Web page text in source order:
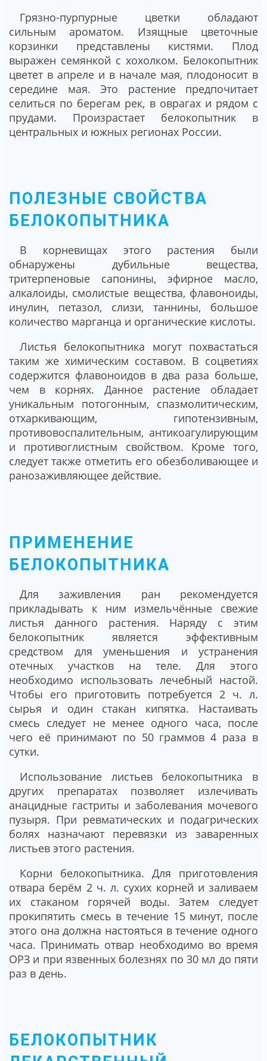
Грязно-пурпурные цветки обладают
сильным ароматом. Изящные цветочные
корзинки представлены кистями. Плод
выражен семянкой с хохолком. Белокопытник
цветет в апреле и в начале мая, плодоносит в
середине мая. Это растение предпочитает
селиться по берегам рек, в оврагах и рядом с
прудами. Произрастает белокопытник в
центральных и южных регионах России.
ПОЛЕЗНЫЕ СВОЙСТВА
БЕЛОКОПЫТНИКА
В корневищах этого растения были
обнаружены дубильные вещества,
тритерпеновые сапонины, эфирное масло,
алкалоиды, смолистые вещества, флавоноиды,
инулин, петазол, слизи, таннины, большое
количество марганца и органические кислоты.
Листья белокопытника могут похвастаться
таким же химическим составом. В соцветиях
содержится флавоноидов в два раза больше,
чем в корнях. Данное растение обладает
уникальным потогонным, спазмолитическим,
отхаркивающим, гипотензивным,
противовоспалительным, антикоагулирующим
и противоглистным свойством. Кроме того,
следует также отметить его обезболивающее и
ранозаживляющее действие.
ПРИМЕНЕНИЕ
БЕЛОКОПЫТНИКА
Для заживления ран рекомендуется
прикладывать к ним измельчённые свежие
листья данного растения. Наряду с этим
белокопытник является эффективным
средством для уменьшения и устранения
отечных участков на теле. Для этого
необходимо использовать лечебный настой.
Чтобы его приготовить потребуется 2 ч. л.
сырья и один стакан кипятка. Настаивать
смесь следует не менее одного часа, после
чего её принимают по 50 граммов 4 раза в
сутки.
Использование листьев белокопытника в
других препаратах позволяет излечивать
анацидные гастриты и заболевания мочевого
пузыря. При ревматических и подагрических
болях назначают перевязки из заваренных
листьев этого растения.
Корни белокопытника. Для приготовления
отвара берём 2 ч. л. сухих корней и заливаем
их стаканом горячей воды. Затем следует
прокипятить смесь в течение 15 минут, после
этого она должна настояться в течение одного
часа. Принимать отвар необходимо во время
ОРЗ и при язвенных болезнях по 30 мл до пяти
раз в день.
БЕЛОКОПЫТНИК